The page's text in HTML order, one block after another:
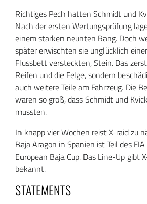
Richtiges Pech hatten Schmidt und
Nach der ersten Wertungsprüfung
einem starken neunten Rang. Doch
später erwischten sie unglücklich
Flussbett versteckten, Stein. Das
Reifen und die Felge, sondern
auch weitere Teile am Fahrzeug. Die
waren so groß, dass Schmidt und
mussten.
In knapp vier Wochen reist X-raid zu
Baja Aragon in Spanien ist Teil des
European Baja Cup. Das Line-Up gibt
bekannt.
STATEMENTS